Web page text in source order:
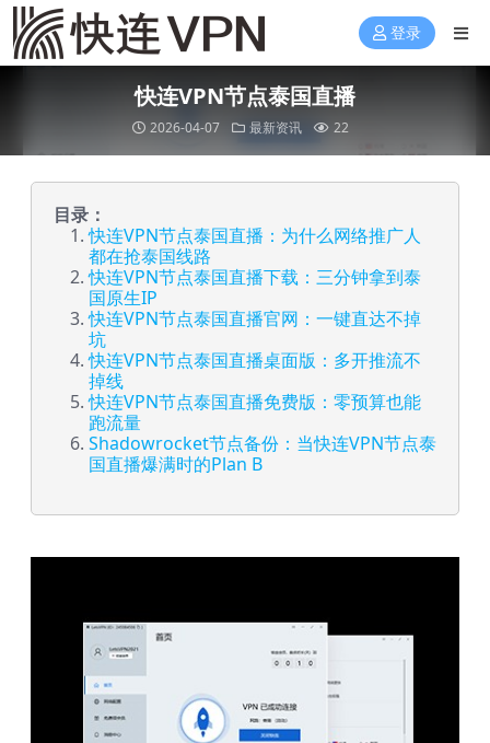
登录
快连VPN节点泰国直播
2026-04-07 最新资讯 22
目录：
快连VPN节点泰国直播：为什么网络推广人
都在抢泰国线路
快连VPN节点泰国直播下载：三分钟拿到泰
国原生IP
快连VPN节点泰国直播官网：一键直达不掉
坑
快连VPN节点泰国直播桌面版：多开推流不
掉线
快连VPN节点泰国直播免费版：零预算也能
跑流量
Shadowrocket节点备份：当快连VPN节点泰
国直播爆满时的Plan B